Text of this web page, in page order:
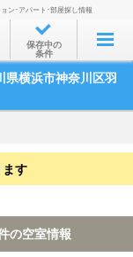
ら
ン･アパート･部屋探し情報
保存中の
条件
横浜市神奈川区羽
す
の空室情報